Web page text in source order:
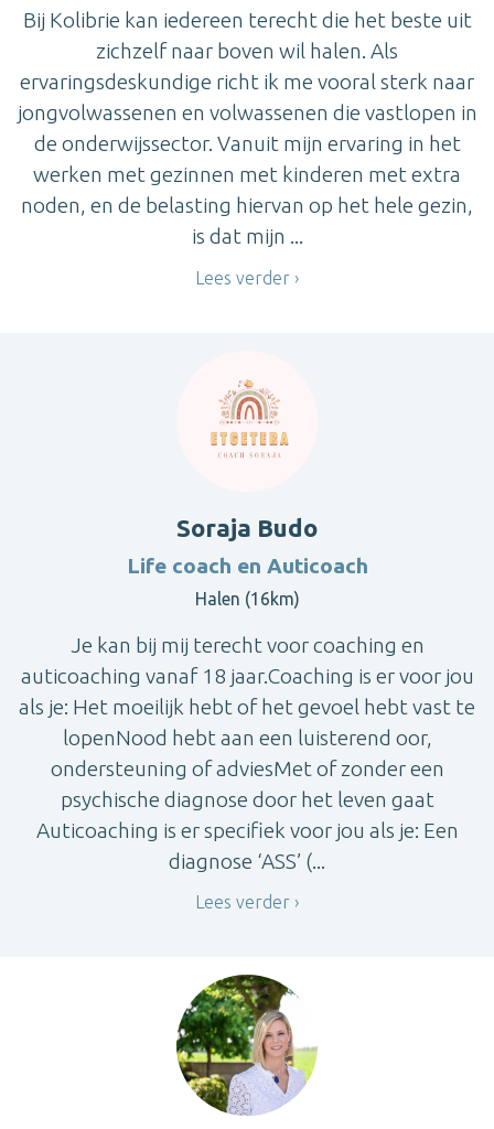
Bij Kolibrie kan iedereen terecht die het beste uit
zichzelf naar boven wil halen. Als
ervaringsdeskundige richt ik me vooral sterk naar
jongvolwassenen en volwassenen die vastlopen in
de onderwijssector. Vanuit mijn ervaring in het
werken met gezinnen met kinderen met extra
noden, en de belasting hiervan op het hele gezin,
is dat mijn ...
Lees verder
Soraja Budo
Life coach en Auticoach
Halen (16km)
Je kan bij mij terecht voor coaching en
auticoaching vanaf 18 jaar.Coaching is er voor jou
als je: Het moeilijk hebt of het gevoel hebt vast te
lopenNood hebt aan een luisterend oor,
ondersteuning of adviesMet of zonder een
psychische diagnose door het leven gaat
Auticoaching is er specifiek voor jou als je: Een
diagnose ‘ASS’ (...
Lees verder